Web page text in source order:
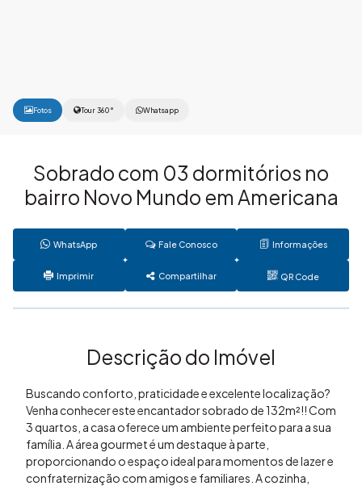
Fotos Tour 360° Whatsapp
Sobrado com 03 dormitórios no
bairro Novo Mundo em Americana
WhatsApp Fale Conosco Informações
Imprimir Compartilhar QR Code
Descrição do Imóvel
Buscando conforto, praticidade e excelente localização?
Venha conhecer este encantador sobrado de 132m²!! Com
3 quartos, a casa oferece um ambiente perfeito para a sua
família. A área gourmet é um destaque à parte,
proporcionando o espaço ideal para momentos de lazer e
confraternização com amigos e familiares. A cozinha,